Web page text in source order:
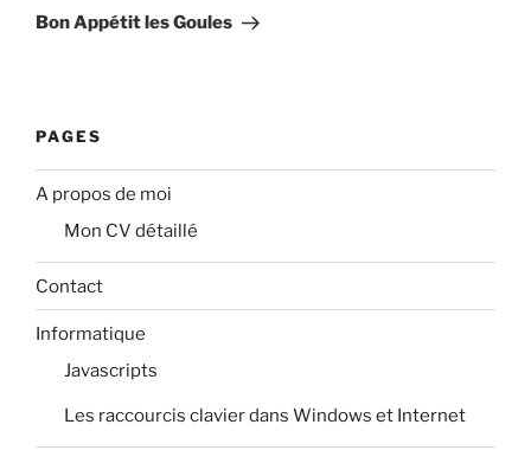
suivant
Bon Appétit les Goules
PAGES
A propos de moi
Mon CV détaillé
Contact
Informatique
Javascripts
Les raccourcis clavier dans Windows et Internet